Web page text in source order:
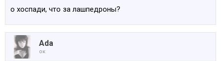
о хоспади, что за лашпедроны?
Ada
ок